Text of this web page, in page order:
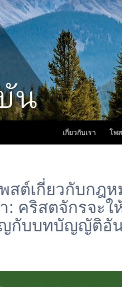
เกี่ยวกับเรา โพ
สต์เกี่ยวกับกฎ
: คริสตจักรจะใ
กับบทบัญญัติอั